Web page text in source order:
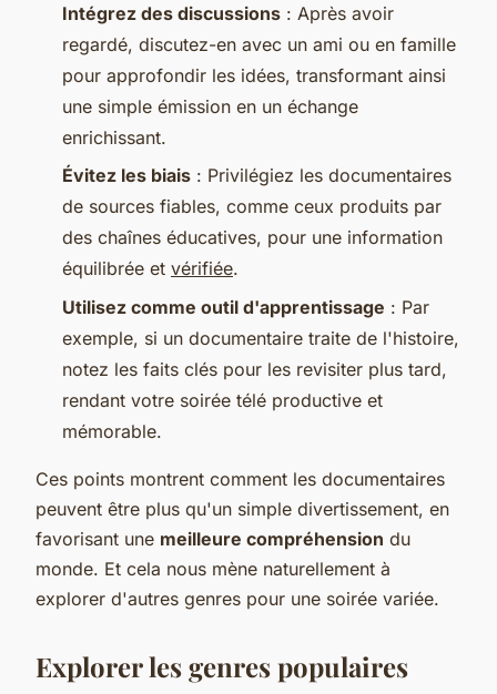
Intégrez des discussions : Après avoir
regardé, discutez-en avec un ami ou en famille
pour approfondir les idées, transformant ainsi
une simple émission en un échange
enrichissant.
Évitez les biais : Privilégiez les documentaires
de sources fiables, comme ceux produits par
des chaînes éducatives, pour une information
équilibrée et vérifiée.
Utilisez comme outil d'apprentissage : Par
exemple, si un documentaire traite de l'histoire,
notez les faits clés pour les revisiter plus tard,
rendant votre soirée télé productive et
mémorable.
Ces points montrent comment les documentaires
peuvent être plus qu'un simple divertissement, en
favorisant une meilleure compréhension du
monde. Et cela nous mène naturellement à
explorer d'autres genres pour une soirée variée.
Explorer les genres populaires